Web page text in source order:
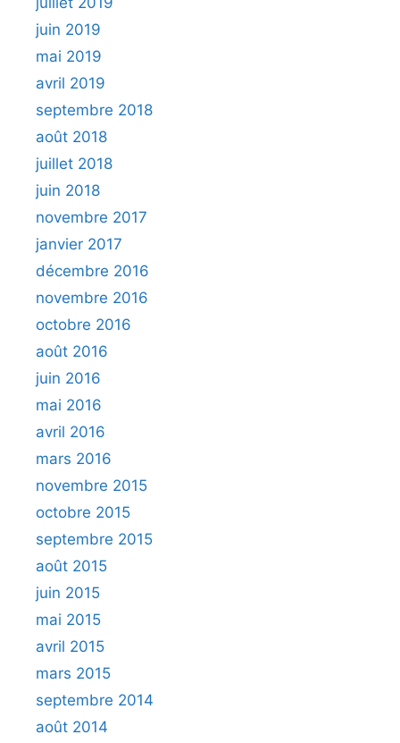
juin 2019
mai 2019
avril 2019
septembre 2018
août 2018
juillet 2018
juin 2018
novembre 2017
janvier 2017
décembre 2016
novembre 2016
octobre 2016
août 2016
juin 2016
mai 2016
avril 2016
mars 2016
novembre 2015
octobre 2015
septembre 2015
août 2015
juin 2015
mai 2015
avril 2015
mars 2015
septembre 2014
août 2014